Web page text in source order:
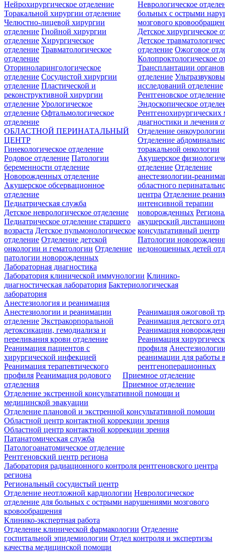
Неврологическое
больных с острыми
мозгового
Нейрохирургическое отделение
Торакальной хирургии отделение
Челюстно-лицевой хирургии
отделение Гнойной хирургии
отделение Хирургическое
отделение Травматологическое
отделение
Оториноларингологическое
отделение Сосудистой хирургии
отделение Пластической и
реконструктивной хирургии
отделение Урологическое
отделение Офтальмологическое
отделение
Детское хирургическое
Детское
отделение Ожоговое
Колопроктологическое
Трансплантации органов
отделение
исследований отделение
Рентгеновское отделение
Эндоскопическое
Рентгенохирургических
диагностики и лечения
Отделение онкоурологии
Отделение
торакальной онкологии
ОБЛАСТНОЙ ПЕРИНАТАЛЬНЫЙ
ЦЕНТР
Гинекологическое отделение
Родовое отделение Патологии
беременности отделение
Новорожденных отделение
Акушерское обсервационное
отделение
Акушерское
отделение Отделение
анестезиологии-
областного
центра Отделение
интенсивной терапии
новорожденных
акушерский
консультативный центр
Патологии
недоношенных детей
Педиатрическая служба
Детское неврологическое отделение
Педиатрическое отделение старшего
возраста Детское пульмонологическое
отделение Отделение детской
онкологии и гематологии Отделение
патологии новорожденных
Лабораторная диагностика
Лаборатория клинической иммунологии Клинико-
диагностическая лаборатория Бактериологическая
лаборатория
Анестезиология и реанимация
Анестезиологии и реанимации
отделение Экстракорпоральной
детоксикации, гемодиализа и
переливания крови отделение
Реанимация пациентов с
хирургической инфекцией
Реанимация терапевтического
профиля Реанимация родового
отделения
Реанимация ожоговой
Реанимация детского
Реанимация
Реанимация
профиля
реанимации для работы
рентгеноперационных
Приемное отделение
Приемное отделение
Отделение экстренной консультативной помощи и
медицинской эвакуации
Отделение плановой и экстренной консультативной помощи
Областной центр контактной коррекции зрения
Областной центр контактной коррекции зрения
Патанатомическая служба
Патологоанатомическое отделение
Рентгеновский центр региона
Лаборатория радиационного контроля рентгеновского центра
региона
Региональный сосудистый центр
Отделение неотложной кардиологии Неврологическое
отделение для больных с острыми нарушениями мозгового
кровообращения
Клинико-экспертная работа
Отделение клинической фармакологии Отделение
госпитальной эпидемиологии Отдел контроля и экспертизы
качества медицинской помощи